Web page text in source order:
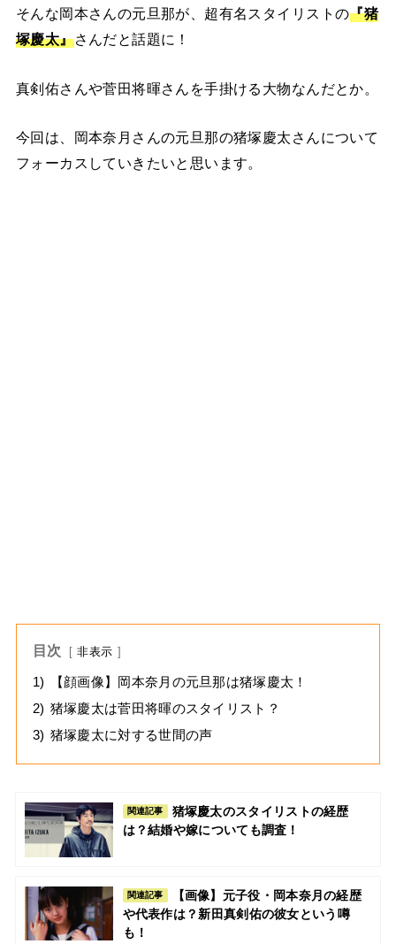
そんな岡本さんの元旦那が、超有名スタイリストの『猪
塚慶太』さんだと話題に！
真剣佑さんや菅田将暉さんを手掛ける大物なんだとか。
今回は、岡本奈月さんの元旦那の猪塚慶太さんについて
フォーカスしていきたいと思います。
目次 非表示
1)
【顔画像】岡本奈月の元旦那は猪塚慶太！
2) 猪塚慶太は菅田将暉のスタイリスト？
3) 猪塚慶太に対する世間の声
関連記事
猪塚慶太のスタイリストの経歴
は？結婚や嫁についても調査！
関連記事
【画像】元子役・岡本奈月の経歴
や代表作は？新田真剣佑の彼女という噂
も！